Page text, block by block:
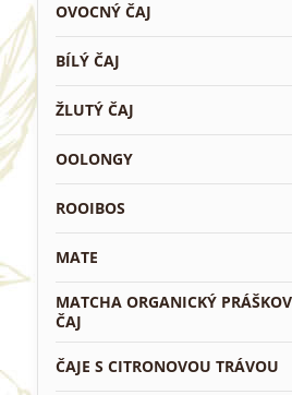
OVOCNÝ ČAJ
BÍLÝ ČAJ
ŽLUTÝ ČAJ
OOLONGY
ROOIBOS
MATE
MATCHA ORGANICKÝ
ČAJ
ČAJE S CITRONOVOU TRÁVOU